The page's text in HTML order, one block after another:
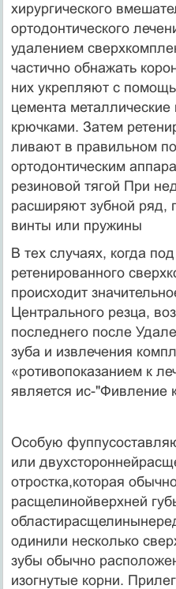
хирургического
ортодонтического
удалением
частично обнажать
них укрепляют с
цемента
крючками. Затем
ливают в правильном
ортодонтическим
резиновой тягой При
расширяют зубной ряд,
винты или пружины
В тех случаях, когда
ретенированного
происходит
Центрального резца,
последнего после
зуба и извлечения
«ротивопоказанием к
является ис-"Фивление
Особую
или
отростка,которая
расщелинойверхней
одинили несколько
зубы обычно
изогнутые корни.